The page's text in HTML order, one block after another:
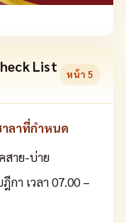
List
หน้า5
ลาที่กำหนด
สาย-บ่าย
กา เวลา 07.00 –